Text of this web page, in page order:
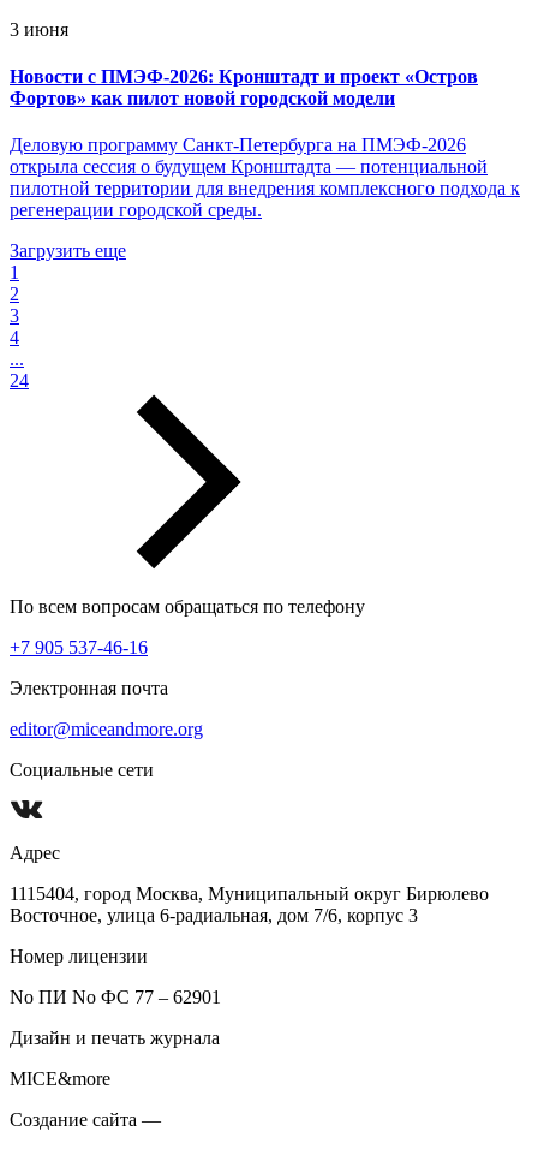
3 июня
Новости с ПМЭФ-2026: Кронштадт и проект «Остров
Фортов» как пилот новой городской модели
Деловую программу Санкт-Петербурга на ПМЭФ-2026
открыла сессия о будущем Кронштадта — потенциальной
пилотной территории для внедрения комплексного подхода к
регенерации городской среды.
Загрузить еще
1
2
3
4
...
24
По всем вопросам обращаться по телефону
+7 905 537-46-16
Электронная почта
editor@miceandmore.org
Социальные сети
Адрес
1115404, город Москва, Муниципальный округ Бирюлево
Восточное, улица 6-радиальная, дом 7/6, корпус 3
Номер лицензии
No ПИ No ФС 77 – 62901
Дизайн и печать журнала
MICE&more
Создание сайта —